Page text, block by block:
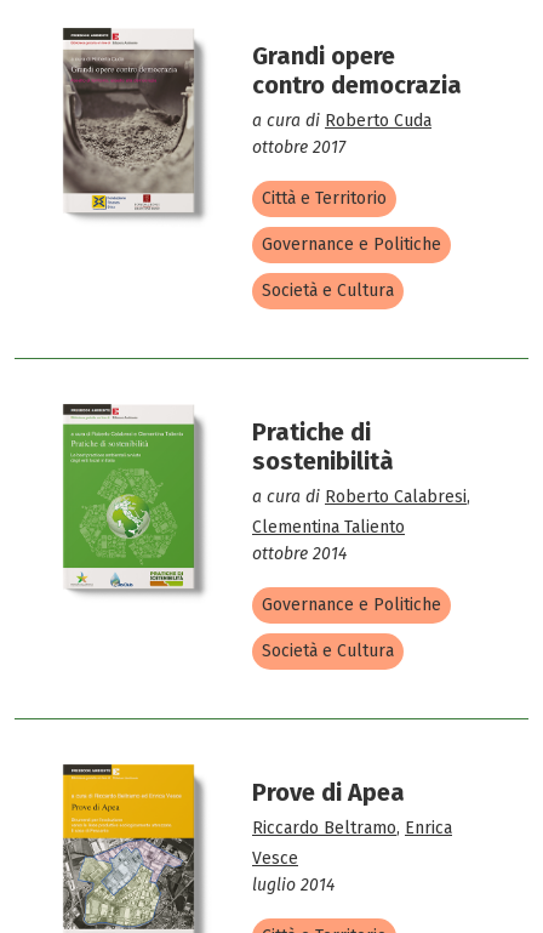
Grandi opere
contro democrazia
a cura di Roberto Cuda
ottobre 2017
Città e Territorio
Governance e Politiche
Società e Cultura
Pratiche di
sostenibilità
a cura di Roberto Calabresi,
Clementina Taliento
ottobre 2014
Governance e Politiche
Società e Cultura
Prove di Apea
Riccardo Beltramo, Enrica
Vesce
luglio 2014